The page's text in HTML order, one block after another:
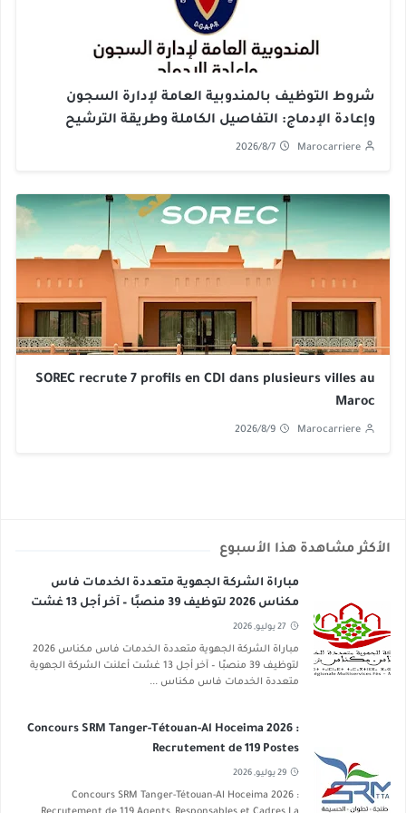
شروط التوظيف بالمندوبية العامة لإدارة السجون
وإعادة الإدماج: التفاصيل الكاملة وطريقة الترشيح
Marocarriere
2026/8/7
SOREC recrute 7 profils en CDI dans plusieurs villes au
Maroc
Marocarriere
2026/8/9
الأكثر مشاهدة هذا الأسبوع
مباراة الشركة الجهوية متعددة الخدمات فاس
مكناس 2026 لتوظيف 39 منصبًا – آخر أجل 13 غشت
2026
27 يوليو, 2026
مباراة الشركة الجهوية متعددة الخدمات فاس مكناس 2026
لتوظيف 39 منصبًا – آخر أجل 13 غشت أعلنت الشركة الجهوية
متعددة الخدمات فاس مكناس ...
Concours SRM Tanger-Tétouan-Al Hoceima 2026 :
Recrutement de 119 Postes
29 يوليو, 2026
Concours SRM Tanger-Tétouan-Al Hoceima 2026 :